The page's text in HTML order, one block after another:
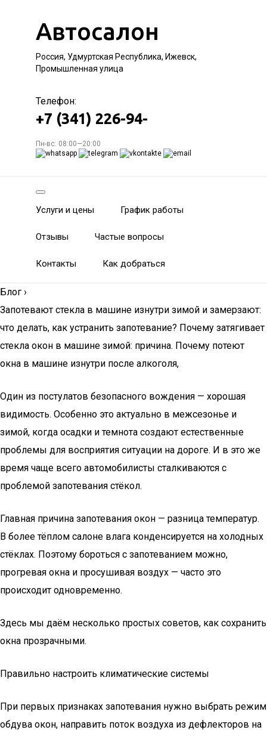
Автосалон
Россия, Удмуртская Республика, Ижевск,
Промышленная улица
Телефон:
+7 (341) 226-94-
Пн-вс: 08:00—20:00
Услуги и цены График работы
Отзывы Частые вопросы
Контакты Как добраться
Блог ›
Запотевают стекла в машине изнутри зимой и замерзают:
что делать, как устранить запотевание? Почему затягивает
стекла окон в машине зимой: причина. Почему потеют
окна в машине изнутри после алкоголя,
Один из постулатов безопасного вождения — хорошая
видимость. Особенно это актуально в межсезонье и
зимой, когда осадки и темнота создают естественные
проблемы для восприятия ситуации на дороге. И в это же
время чаще всего автомобилисты сталкиваются с
проблемой запотевания стёкол.
Главная причина запотевания окон — разница температур.
В более тёплом салоне влага конденсируется на холодных
стёклах. Поэтому бороться с запотеванием можно,
прогревая окна и просушивая воздух — часто это
происходит одновременно.
Здесь мы даём несколько простых советов, как сохранить
окна прозрачными.
Правильно настроить климатические системы
При первых признаках запотевания нужно выбрать режим
обдува окон, направить поток воздуха из дефлекторов на